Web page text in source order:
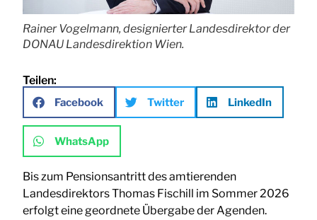
Rainer Vogelmann, designierter Landesdirektor der
DONAU Landesdirektion Wien.
Teilen:
Facebook Twitter LinkedIn
WhatsApp
Bis zum Pensionsantritt des amtierenden
Landesdirektors Thomas Fischill im Sommer 2026
erfolgt eine geordnete Übergabe der Agenden.